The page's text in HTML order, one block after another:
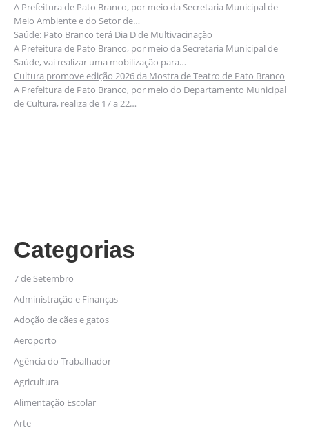
A Prefeitura de Pato Branco, por meio da Secretaria Municipal de
Meio Ambiente e do Setor de…
Saúde: Pato Branco terá Dia D de Multivacinação
A Prefeitura de Pato Branco, por meio da Secretaria Municipal de
Saúde, vai realizar uma mobilização para…
Cultura promove edição 2026 da Mostra de Teatro de Pato Branco
A Prefeitura de Pato Branco, por meio do Departamento Municipal
de Cultura, realiza de 17 a 22…
Categorias
7 de Setembro
Administração e Finanças
Adoção de cães e gatos
Aeroporto
Agência do Trabalhador
Agricultura
Alimentação Escolar
Arte